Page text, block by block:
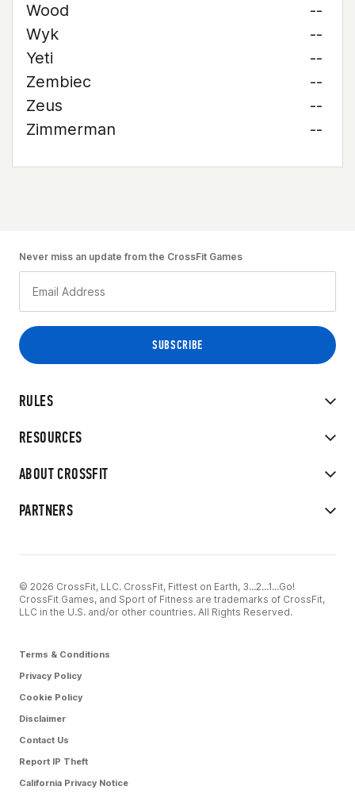
Wood
--
Wyk
--
Yeti
--
Zembiec
--
Zeus
--
Zimmerman
--
RULES
RESOURCES
ABOUT CROSSFIT
PARTNERS
Never miss an update from the CrossFit Games
© 2026 CrossFit, LLC. CrossFit, Fittest on Earth, 3...2...1...Go!
CrossFit Games, and Sport of Fitness are trademarks of CrossFit,
LLC in the U.S. and/or other countries. All Rights Reserved.
Terms & Conditions
Privacy Policy
Cookie Policy
Disclaimer
Contact Us
Report IP Theft
California Privacy Notice